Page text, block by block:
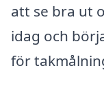
att se bra ut
idag och
för